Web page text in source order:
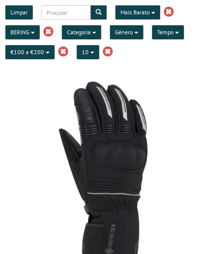
Limpar Mais Barato
BERING Categoria Género Tempo
€100 a €200 10